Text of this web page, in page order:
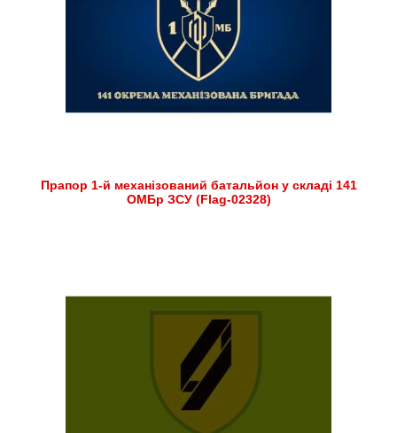
Прапор 1-й механізований батальйон у складі 141
ОМБр ЗСУ (Flag-02328)